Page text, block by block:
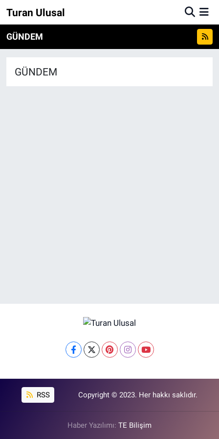
Turan Ulusal
GÜNDEM
GÜNDEM
RSS Copyright © 2023. Her hakkı saklıdır.
Haber Yazılımı: TE Bilişim